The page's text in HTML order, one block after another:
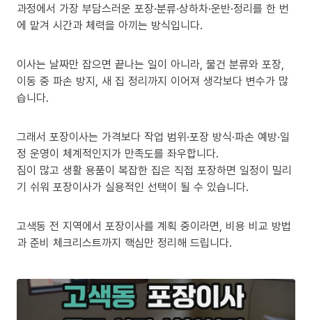
과정에서 가장 부담스러운 포장·분류·상하차·운반·정리를 한 번
에 맡겨 시간과 체력을 아끼는 방식입니다.
이사는 날짜만 잡으면 끝나는 일이 아니라, 물건 분류와 포장,
이동 중 파손 방지, 새 집 정리까지 이어져 생각보다 변수가 많
습니다.
그래서 포장이사는 가격보다 작업 범위·포장 방식·파손 예방·일
정 운영이 체계적인지가 만족도를 좌우합니다.
짐이 많고 생활 용품이 복잡한 집은 직접 포장하면 일정이 밀리
기 쉬워 포장이사가 실용적인 선택이 될 수 있습니다.
고색동 전 지역에서 포장이사를 계획 중이라면, 비용 비교 방법
과 준비 체크리스트까지 핵심만 정리해 드립니다.